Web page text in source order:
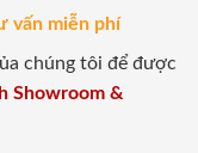
vấn miễn phí
chúng tôi để được
Showroom &